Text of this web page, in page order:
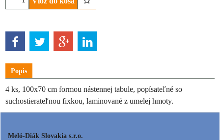
Popis
4 ks, 100x70 cm formou nástennej tabule, popísateľné so
suchostierateľnou fixkou, laminované z umelej hmoty.
Meló-Diák Slovakia s.r.o.